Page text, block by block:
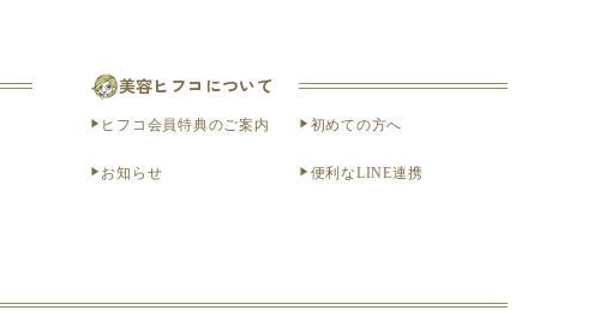
美容ヒフコについて
ヒフコ会員特典のご案内
お知らせ
初めての方へ
便利なLINE連携